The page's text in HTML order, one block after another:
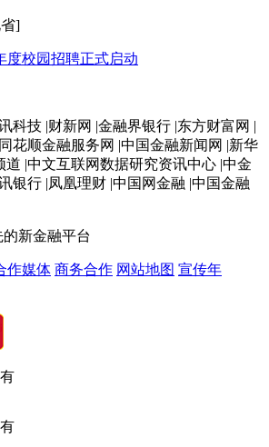
]
度校园招聘正式启动
科技 |财新网 |金融界银行 |东方财富网 |
花顺金融服务网 |中国金融新闻网 |新华
道 |中文互联网数据研究资讯中心 |中金
银行 |凤凰理财 |中国网金融 |中国金融
新金融平台
作媒体 商务合作 网站地图 宣传年